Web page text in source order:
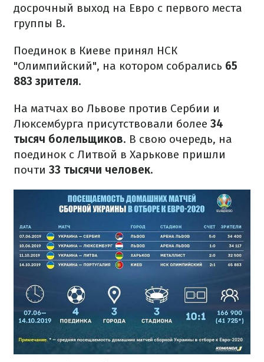
досрочный выход на Евро с первого места
группы B.
Поединок в Киеве принял НСК
"Олимпийский", на котором собрались 65
883 зрителя.
На матчах во Львове против Сербии и
Люксембурга присутствовали более 34
тысяч болельщиков. В свою очередь, на
поединок с Литвой в Харькове пришли
почти 33 тысячи человек.